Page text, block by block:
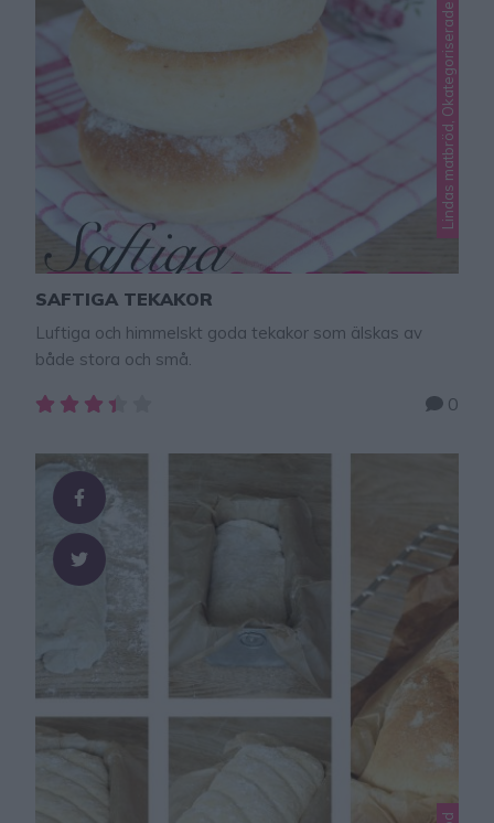
Lindas matbröd, Okategoriserade
SAFTIGA TEKAKOR
Luftiga och himmelskt goda tekakor som älskas av
både stora och små.
0